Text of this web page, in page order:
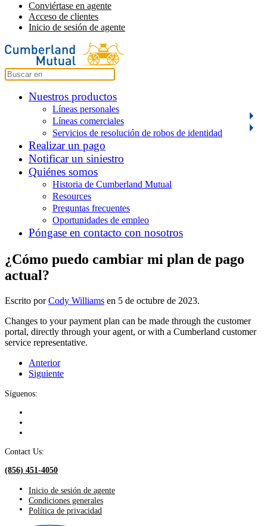
Conviértase en agente
Acceso de clientes
Inicio de sesión de agente
Nuestros productos
Líneas personales
Líneas comerciales
Servicios de resolución de robos de identidad
Realizar un pago
Notificar un siniestro
Quiénes somos
Historia de Cumberland Mutual
Resources
Preguntas frecuentes
Oportunidades de empleo
Póngase en contacto con nosotros
¿Cómo puedo cambiar mi plan de pago
actual?
Escrito porCody Williams en 5 de octubre de 2023.
Changes to your payment plan can be made through the customer
portal, directly through your agent, or with a Cumberland customer
service representative.
Anterior
Siguiente
Síguenos:
Contact Us:
(856) 451-4050
Inicio de sesión de agente
Condiciones generales
Política de privacidad